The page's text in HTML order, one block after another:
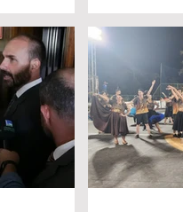
da Vara
perseguição.
cumprida em
terça-feira
de
mata
com o